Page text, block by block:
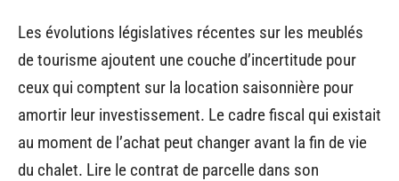
Les évolutions législatives récentes sur les meublés
de tourisme ajoutent une couche d’incertitude pour
ceux qui comptent sur la location saisonnière pour
amortir leur investissement. Le cadre fiscal qui existait
au moment de l’achat peut changer avant la fin de vie
du chalet. Lire le contrat de parcelle dans son